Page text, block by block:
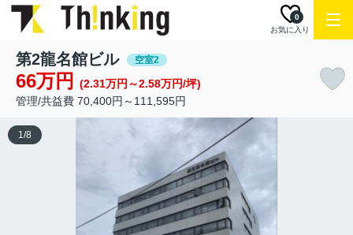
お気に入り
0
第2龍名館ビル 空室2
66万円
(2.31万円～2.58万円/坪)
管理/共益費 70,400円～111,595円
1/8